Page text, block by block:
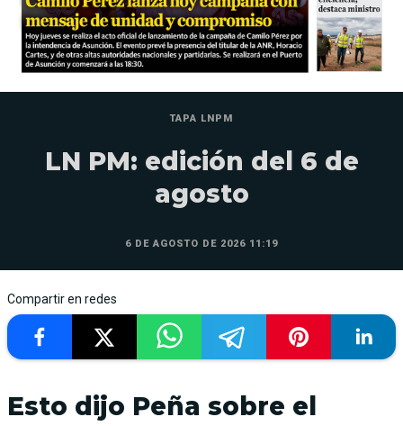
TAPA LNPM
LN PM: edición del 6 de
agosto
6 DE AGOSTO DE 2026 11:19
Compartir en redes
Esto dijo Peña sobre el